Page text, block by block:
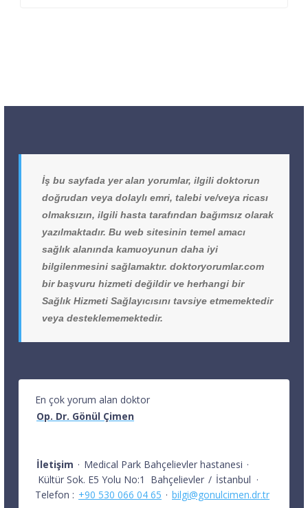
İş bu sayfada yer alan yorumlar, ilgili doktorun
doğrudan veya dolaylı emri, talebi ve/veya ricası
olmaksızın, ilgili hasta tarafından bağımsız olarak
yazılmaktadır. Bu web sitesinin temel amacı
sağlık alanında kamuoyunun daha iyi
bilgilenmesini sağlamaktır. doktoryorumlar.com
bir başvuru hizmeti değildir ve herhangi bir
Sağlık Hizmeti Sağlayıcısını tavsiye etmemektedir
veya desteklememektedir.
En çok yorum alan doktor
Op. Dr. Gönül Çimen
İletişim · Medical Park Bahçelievler hastanesi ·
Kültür Sok. E5 Yolu No:1
Bahçelievler / İstanbul ·
Telefon : +90 530 066 04 65 · bilgi@gonulcimen.dr.tr